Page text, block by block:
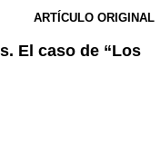
ARTÍCULO ORIGINAL
El caso de “Los